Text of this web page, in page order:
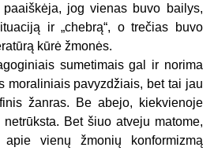
jog vienas buvo bailys,
ir „chebrą“, o trečias buvo
kūrė žmonės.
sumetimais gal ir norima
moraliniais pavyzdžiais, bet tai jau
žanras. Be abejo, kiekvienoje
Bet šiuo atveju matome,
vienų žmonių konformizmą